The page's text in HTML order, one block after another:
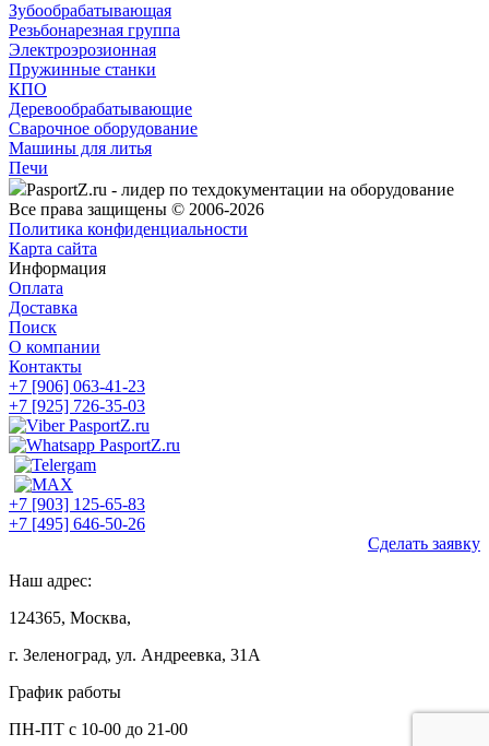
Зубообрабатывающая
Резьбонарезная группа
Электроэрозионная
Пружинные станки
КПО
Деревообрабатывающие
Сварочное оборудование
Машины для литья
Печи
PasportZ.ru - лидер по техдокументации на оборудование
Все права защищены © 2006-2026
Политика конфиденциальности
Карта сайта
Информация
Оплата
Доставка
Поиск
О компании
Контакты
+7 [906] 063-41-23
+7 [925] 726-35-03
+7 [903] 125-65-83
+7 [495] 646-50-26
Сделать заявку
Наш адрес:
124365, Москва,
г. Зеленоград, ул. Андреевка, 31А
График работы
ПН-ПТ с 10-00 до 21-00